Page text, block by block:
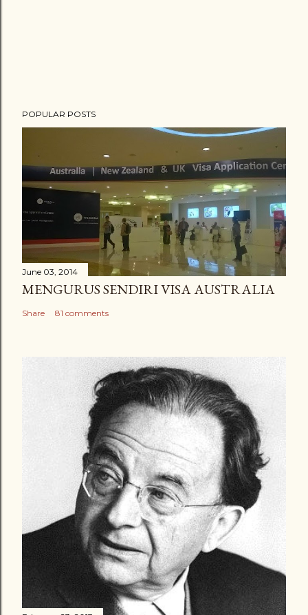
o
a
C
o
m
m
e
n
t
POPULAR POSTS
June 03, 2014
MENGURUS SENDIRI VISA AUSTRALIA
Share 81 comments